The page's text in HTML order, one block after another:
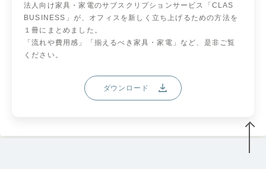
法人向け家具・家電のサブスクリプションサービス「CLAS
BUSINESS」が、オフィスを新しく立ち上げるための方法を
１冊にまとめました。
「流れや費用感」「揃えるべき家具・家電」など、是非ご覧
ください。
ダウンロード